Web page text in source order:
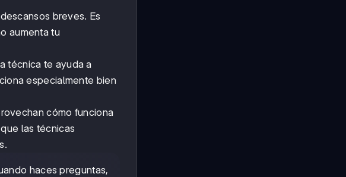
breves. Es
aumenta tu
técnica te ayuda a
especialmente bien
cómo funciona
las técnicas
haces preguntas,